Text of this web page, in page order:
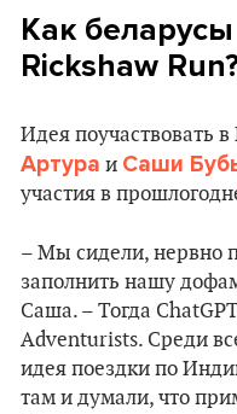
Как
Rickshaw
Идея поучаствовать
Артура и Саши
участия в
– Мы сидели, нервно
заполнить нашу
Саша. – Тогда
Adventurists. Среди
идея поездки по
там и думали, что